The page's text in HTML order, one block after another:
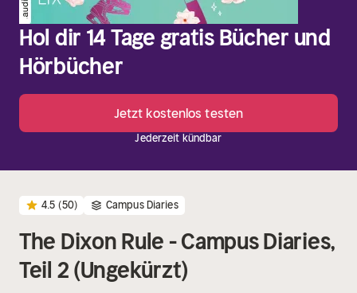
Hol dir 14 Tage gratis Bücher und
Hörbücher
Jetzt kostenlos testen
Jederzeit kündbar
4.5 (50) Campus Diaries
The Dixon Rule - Campus Diaries,
Teil 2 (Ungekürzt)